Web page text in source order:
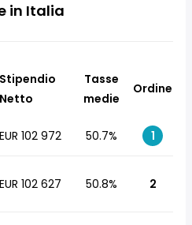
in Italia
Stipendio
Netto
Tasse
medie
Ordine
EUR 102 972 50.7% 1
EUR 102 627 50.8% 2